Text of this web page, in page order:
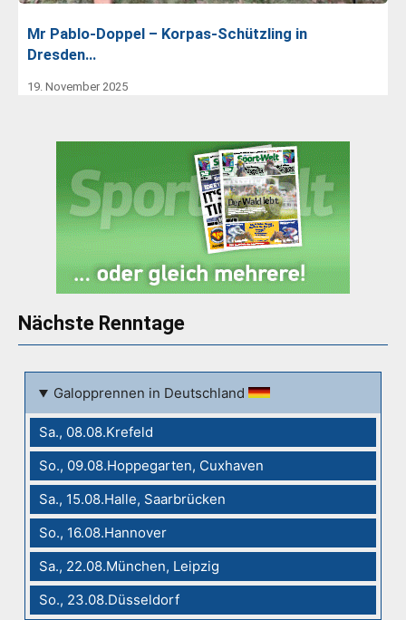
Mr Pablo-Doppel – Korpas-Schützling in
Dresden…
19. November 2025
Nächste Renntage
Galopprennen in Deutschland
Sa., 08.08.Krefeld
So., 09.08.Hoppegarten, Cuxhaven
Sa., 15.08.Halle, Saarbrücken
So., 16.08.Hannover
Sa., 22.08.München, Leipzig
So., 23.08.Düsseldorf